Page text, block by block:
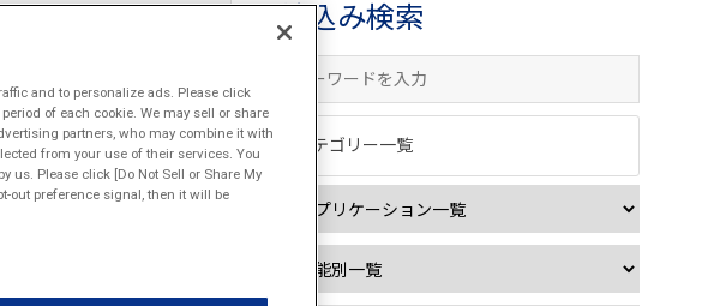
る
絞込み検索
カテゴリー一覧
and to personalize ads. Please click
of each cookie. We may sell or share
partners, who may combine it with
from your use of their services. You
us. Please click [Do Not Sell or Share My
out preference signal, then it will be